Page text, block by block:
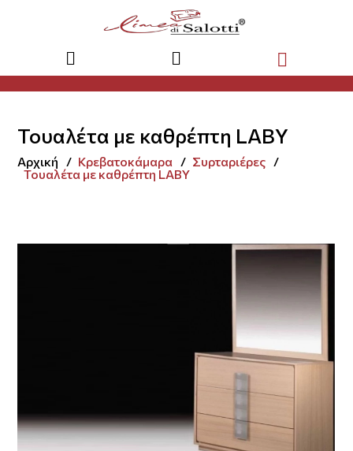
Τουαλέτα με καθρέπτη LABY
Αρχική Κρεβατοκάμαρα
Συρταριέρες
Τουαλέτα με καθρέπτη LABY